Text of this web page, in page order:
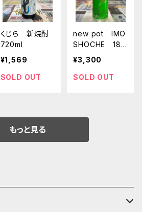
くじら 新焼酎
720ml
¥1,569
SOLD OUT
new pot IMO
SHOCHE 180
0ｍｌ
¥3,300
SOLD OUT
もっと見る